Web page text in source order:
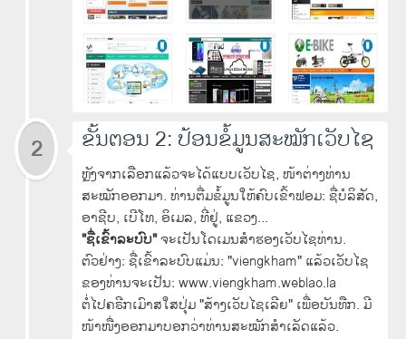
2 ຂັ້ນຕອນ 2: ປ້ອນຂໍ້ມູນສະໝັກເວັບໄຊ
ຫຼັງຈາກເລືອກແລ້ວຈະໄດ້ແບບເວັບໄຊ, ໜ້າຕ່າງທ່ານ
ສະໝັກອອກມາ. ທ່ານຕື່ມຂໍ້ມູນໃຫ້ຄົບເຂົ້າຟອມ: ຊື່ບໍລິສັດ,
ອາຊີບ, ເບີໂທ, ອິເມລ, ທີ່ຢູ່, ແຂວງ...
"ຊື່ເຂົ້າລະບົບ"ຈະເປັນໂດເມນສໍາຮອງເວັບໄຊທ່ານ.
ຕົວຢ່າງ: ຊື່ເຂົ້າລະບົບແມ່ນ: "viengkham" ແລ້ວເວັບໄຊ
ຂອງທ່ານຈະເປັນ: www.viengkham.weblao.la
ຕໍ່ໄປຄຣີກເມົາສໃສປຸ່ມ "ສ້າງເວັບໄຊເລີຍ" ເພື່ອບັນທືກ. ມີ
ໜ້າໜື່ງອອກມາບອກວ່າທ່ານສະໝັກສໍາເລັດແລ້ວ.